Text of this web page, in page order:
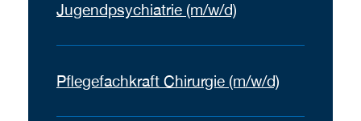
Jugendpsychiatrie (m/w/d)
Pflegefachkraft Chirurgie (m/w/d)